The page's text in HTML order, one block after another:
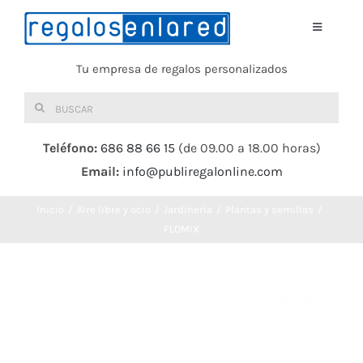
Saltar
Toggle
Tu empresa de regalos personalizados
Buscar:
Teléfono: 686 88 66 15 (de 09.00 a 18.00 horas)
Email: info@publiregalonline.com